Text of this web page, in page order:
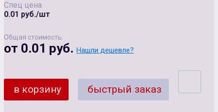
Спец цена
0.01 руб./шт
Общая стоимость:
от 0.01 руб. Нашли дешевле?
в корзину быстрый заказ